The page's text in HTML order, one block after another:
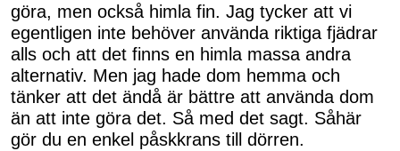
göra, men också himla fin. Jag tycker att vi
egentligen inte behöver använda riktiga fjädrar
alls och att det finns en himla massa andra
alternativ. Men jag hade dom hemma och
tänker att det ändå är bättre att använda dom
än att inte göra det. Så med det sagt. Såhär
gör du en enkel påskkrans till dörren.